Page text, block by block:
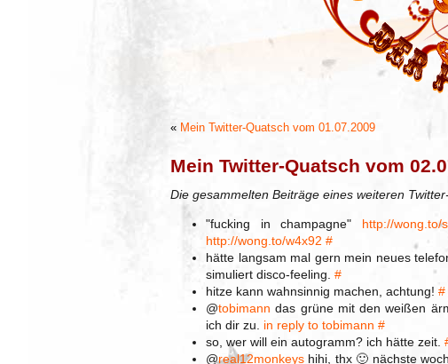
« Mein Twitter-Quatsch vom 01.07.2009
Mein Twitter-Quatsch vom
Die gesammelten Beiträge eines weiteren
"fucking in champagne" http://wong.to/
http://wong.to/w4x92 #
hätte langsam mal gern mein neues
simuliert disco-feeling. #
hitze kann wahnsinnig machen, achtung! #
@tobimann das grüne mit den weißen
ich dir zu. in reply to tobimann #
so, wer will ein autogramm? ich hätte zeit.
@real12monkeys hihi, thx 🙂 nächste